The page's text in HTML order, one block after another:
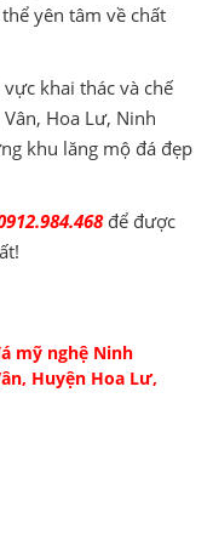
yên tâm về chất
khai thác và chế
Hoa Lư, Ninh
khu lăng mộ đá đẹp
để được
mỹ nghệ Ninh
Huyện Hoa Lư,